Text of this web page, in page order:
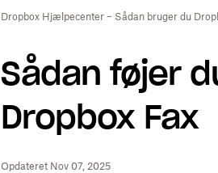
Dropbox Hjælpecenter – Sådan bruger du
Sådan føjer
Dropbox Fax
Opdateret Nov 07, 2025